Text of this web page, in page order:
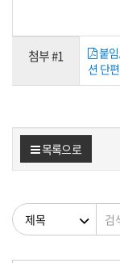
첨부 #1
붙임
션 단
목록으로
검색조건 검색